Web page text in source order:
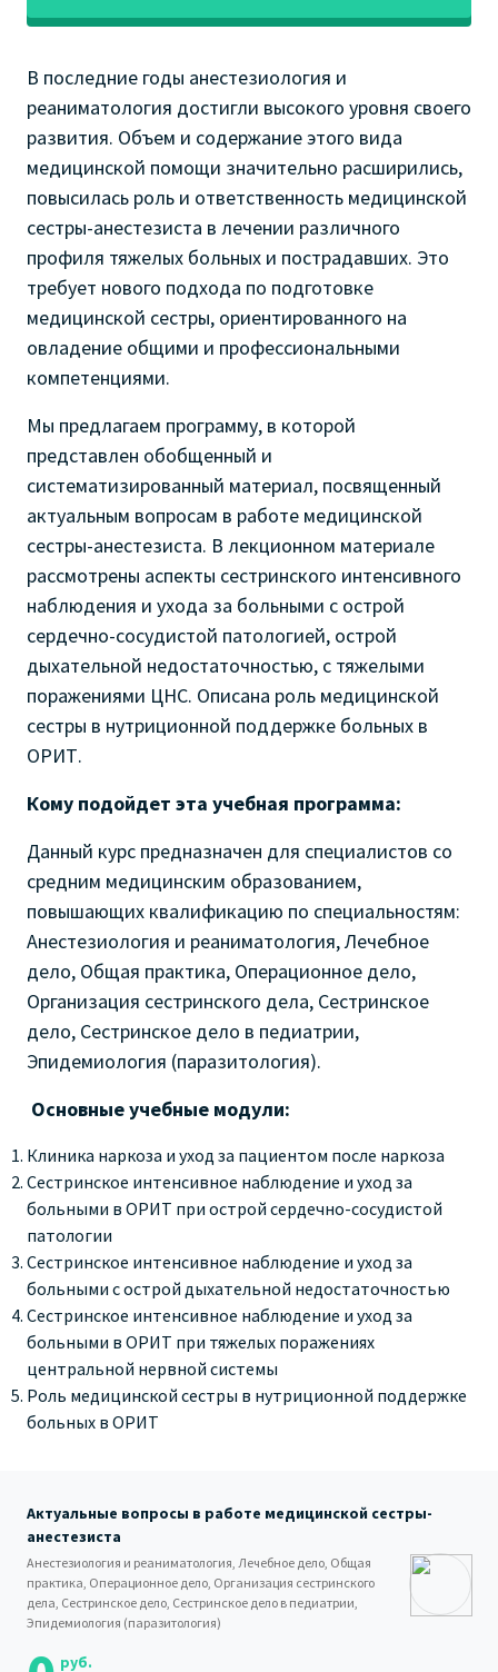
В последние годы анестезиология и
реаниматология достигли высокого уровня своего
развития. Объем и содержание этого вида
медицинской помощи значительно расширились,
повысилась роль и ответственность медицинской
сестры-анестезиста в лечении различного
профиля тяжелых больных и пострадавших. Это
требует нового подхода по подготовке
медицинской сестры, ориентированного на
овладение общими и профессиональными
компетенциями.
Мы предлагаем программу, в которой
представлен обобщенный и
систематизированный материал, посвященный
актуальным вопросам в работе медицинской
сестры-анестезиста. В лекционном материале
рассмотрены аспекты сестринского интенсивного
наблюдения и ухода за больными с острой
сердечно-сосудистой патологией, острой
дыхательной недостаточностью, с тяжелыми
поражениями ЦНС. Описана роль медицинской
сестры в нутриционной поддержке больных в
ОРИТ.
Кому подойдет эта учебная программа:
Данный курс предназначен для специалистов со
средним медицинским образованием,
повышающих квалификацию по специальностям:
Анестезиология и реаниматология, Лечебное
дело, Общая практика, Операционное дело,
Организация сестринского дела, Сестринское
дело, Сестринское дело в педиатрии,
Эпидемиология (паразитология).
Основные учебные модули:
Клиника наркоза и уход за пациентом после наркоза
Сестринское интенсивное наблюдение и уход за
больными в ОРИТ при острой сердечно-сосудистой
патологии
Сестринское интенсивное наблюдение и уход за
больными с острой дыхательной недостаточностью
Сестринское интенсивное наблюдение и уход за
больными в ОРИТ при тяжелых поражениях
центральной нервной системы
Роль медицинской сестры в нутриционной поддержке
больных в ОРИТ
Актуальные вопросы в работе медицинской сестры-
анестезиста
Анестезиология и реаниматология, Лечебное дело, Общая
практика, Операционное дело, Организация сестринского
дела, Сестринское дело, Сестринское дело в педиатрии,
Эпидемиология (паразитология)
руб.